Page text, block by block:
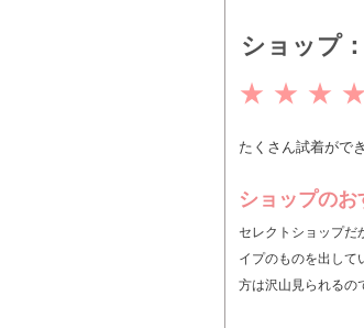
ショップ：
★ ★ ★
たくさん試着がで
ショップのお
セレクトショップだ
イプのものを出して
方は沢山見られるの